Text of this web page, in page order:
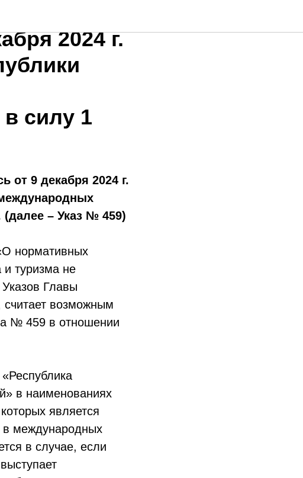
2024 г.
силу 1
от 9 декабря 2024 г.
(далее – Указ № 459)
нормативных
туризма не
Главы
считает возможным
№ 459 в отношении
в наименованиях
является
в международных
в случае, если